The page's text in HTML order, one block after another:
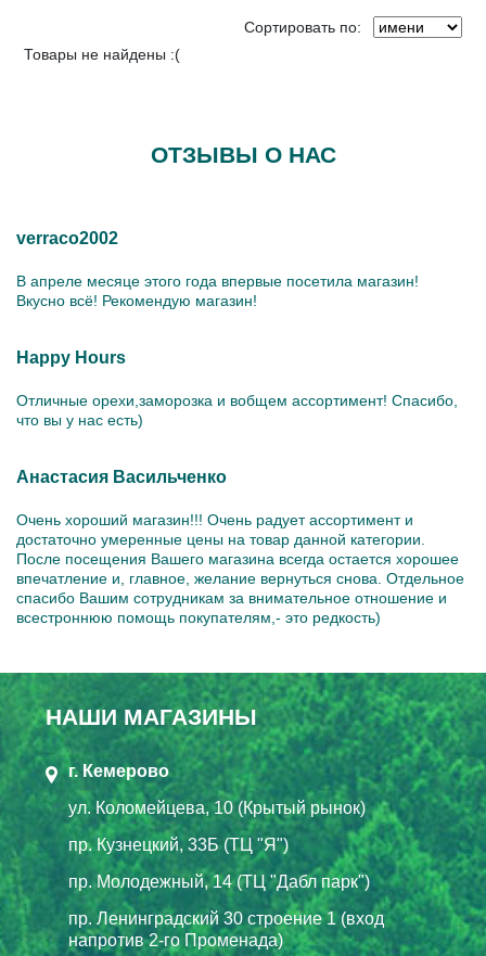
Сортировать по:
Товары не найдены :(
ОТЗЫВЫ О НАС
verraco2002
В апреле месяце этого года впервые посетила магазин!
Вкусно всё! Рекомендую магазин!
Happy Hours
Отличные орехи,заморозка и вобщем ассортимент! Спасибо,
что вы у нас есть)
Анастасия Васильченко
Очень хороший магазин!!! Очень радует ассортимент и
достаточно умеренные цены на товар данной категории.
После посещения Вашего магазина всегда остается хорошее
впечатление и, главное, желание вернуться снова. Отдельное
спасибо Вашим сотрудникам за внимательное отношение и
всестроннюю помощь покупателям,- это редкость)
НАШИ МАГАЗИНЫ
г. Кемерово
ул. Коломейцева, 10 (Крытый рынок)
пр. Кузнецкий, 33Б (ТЦ "Я")
пр. Молодежный, 14 (ТЦ "Дабл парк")
пр. Ленинградский 30 строение 1 (вход
напротив 2-го Променада)